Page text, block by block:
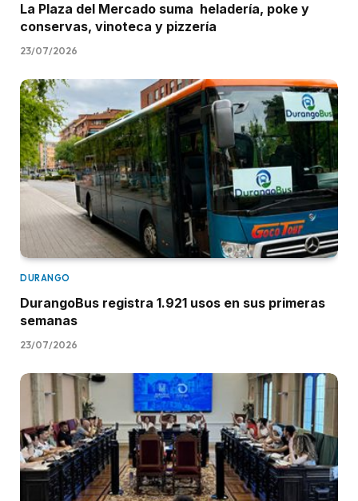
La Plaza del Mercado suma heladería, poke y
conservas, vinoteca y pizzería
23/07/2026
DURANGO
DurangoBus registra 1.921 usos en sus primeras
semanas
23/07/2026